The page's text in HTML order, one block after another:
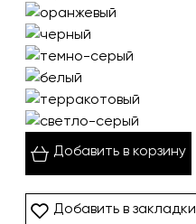
Добавить в корзину
Добавить в закладки